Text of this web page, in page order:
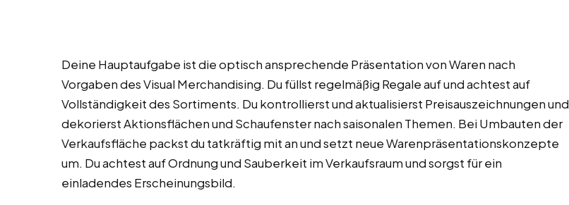
Deine Hauptaufgabe ist die optisch ansprechende Präsentation von Waren nach
Vorgaben des Visual Merchandising. Du füllst regelmäßig Regale auf und achtest auf
Vollständigkeit des Sortiments. Du kontrollierst und aktualisierst Preisauszeichnungen und
dekorierst Aktionsflächen und Schaufenster nach saisonalen Themen. Bei Umbauten der
Verkaufsfläche packst du tatkräftig mit an und setzt neue Warenpräsentationskonzepte
um. Du achtest auf Ordnung und Sauberkeit im Verkaufsraum und sorgst für ein
einladendes Erscheinungsbild.